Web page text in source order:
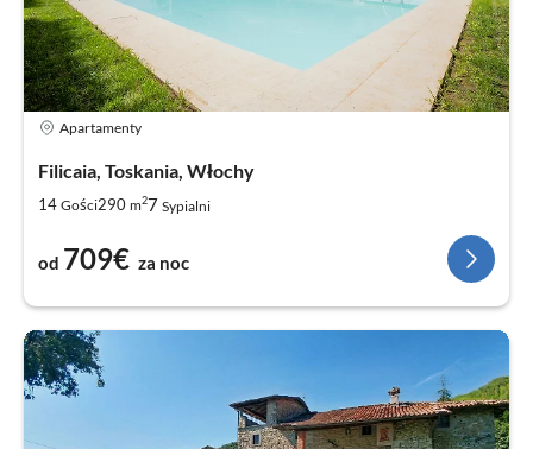
Apartamenty
Filicaia, Toskania, Włochy
14 Gości290 m27 Sypialni
od 709€ za noc